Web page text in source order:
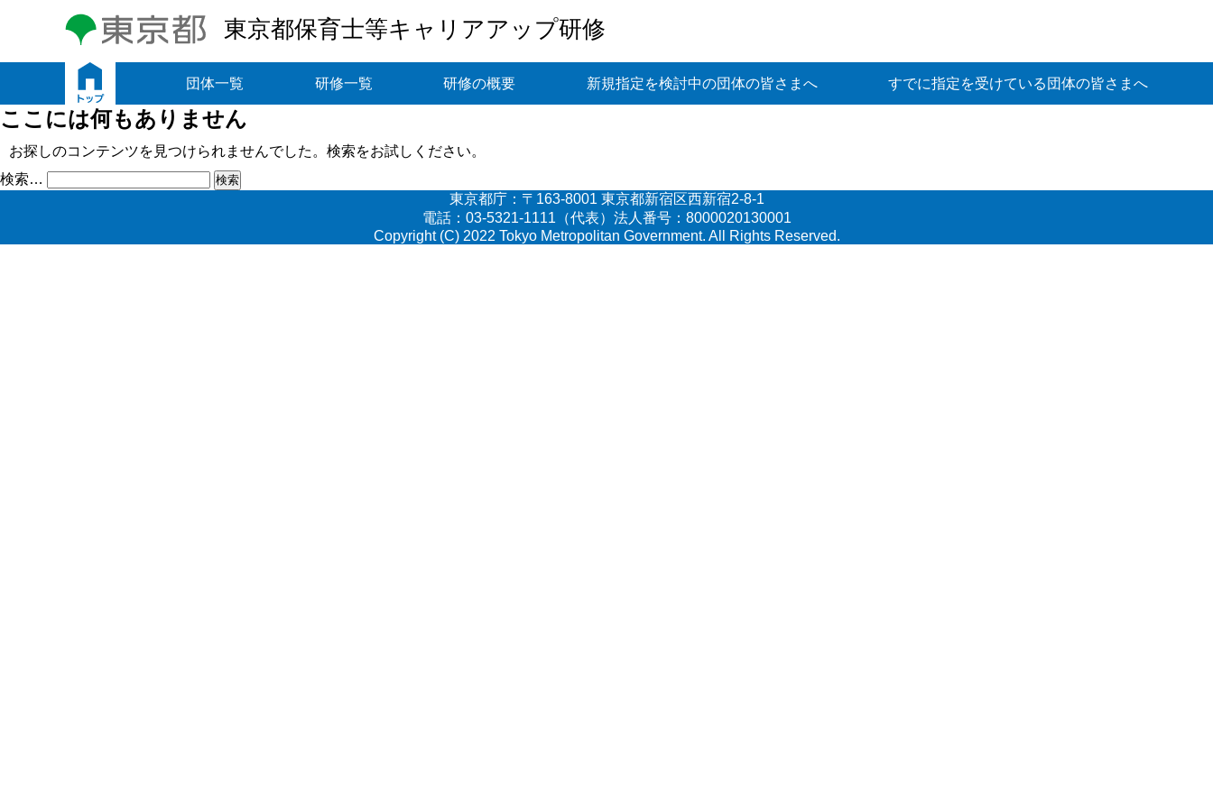
東京都保育士等キャリアアップ研修
団体一覧 研修一覧 研修の概要 新規指定を検討中の団体の皆さまへ すでに指定を受けている団体の皆さまへ
ここには何もありません
お探しのコンテンツを見つけられませんでした。検索をお試しください。
検索…
東京都庁：〒163-8001 東京都新宿区西新宿2-8-1
電話：03-5321-1111（代表）法人番号：8000020130001
Copyright (C) 2022 Tokyo Metropolitan Government. All Rights Reserved.